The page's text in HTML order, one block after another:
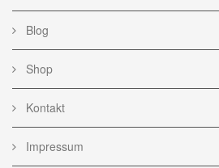
Blog
Shop
Kontakt
Impressum